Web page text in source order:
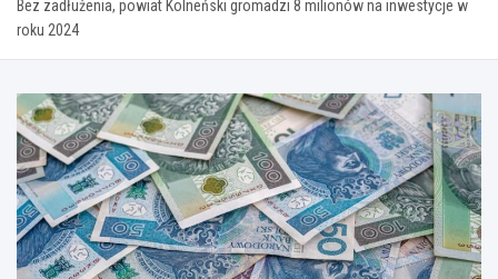
Bez zadłużenia, powiat Kolneński gromadzi 8 milionów na inwestycje w
roku 2024